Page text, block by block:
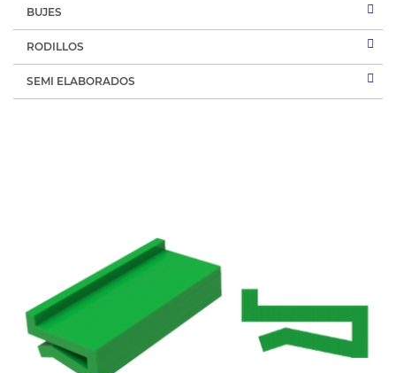
BUJES
RODILLOS
SEMI ELABORADOS